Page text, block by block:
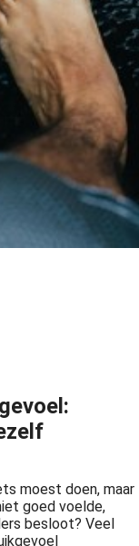
moest doen, maar
goed voelde,
besloot? Veel